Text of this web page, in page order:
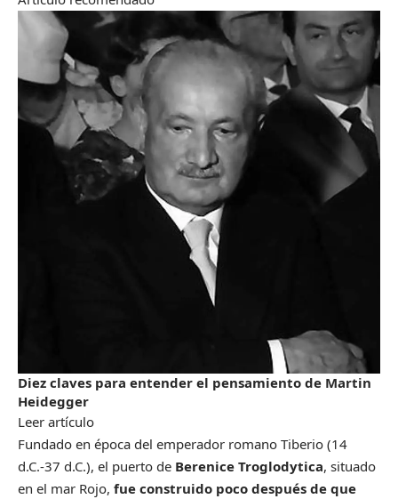
Diez claves para entender el pensamiento de Martin
Heidegger
Leer artículo
Fundado en época del emperador romano Tiberio (14
d.C.-37 d.C.), el puerto de Berenice Troglodytica, situado
en el mar Rojo, fue construido poco después de que